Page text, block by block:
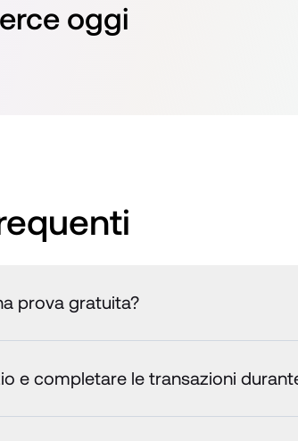
oggi
prova gratuita?
e completare le transazioni